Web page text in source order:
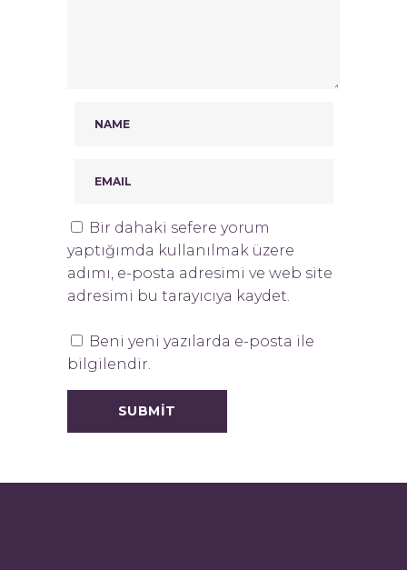
Bir dahaki sefere yorum
yaptığımda kullanılmak üzere
adımı, e-posta adresimi ve web site
adresimi bu tarayıcıya kaydet.
Beni yeni yazılarda e-posta ile
bilgilendir.